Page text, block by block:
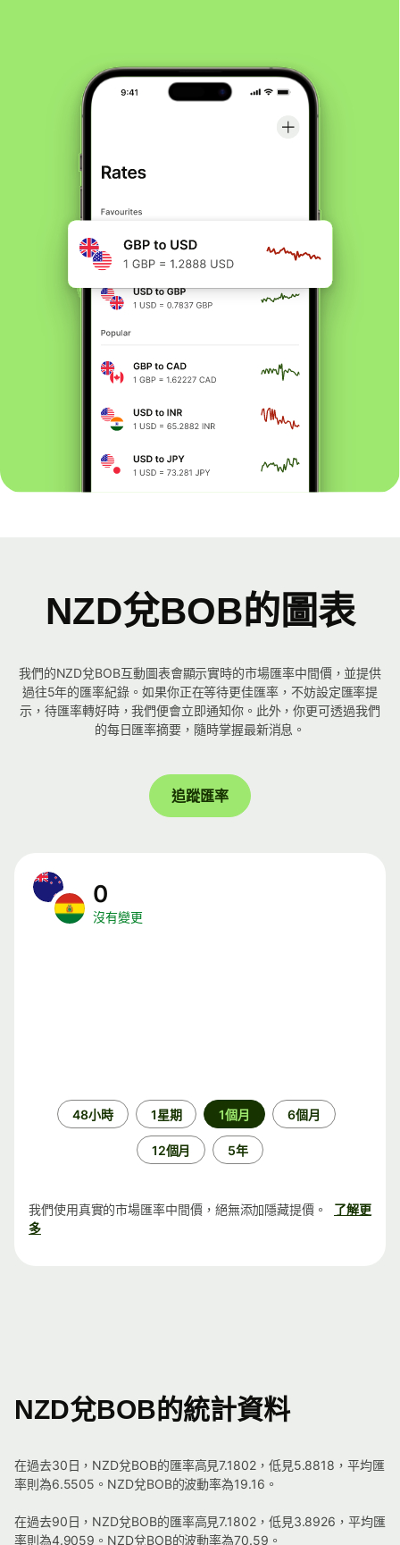
NZD兌BOB的圖表
我們的NZD兌BOB互動圖表會顯示實時的市場匯率中間價，並提供
過往5年的匯率紀錄。如果你正在等待更佳匯率，不妨設定匯率提
示，待匯率轉好時，我們便會立即通知你。此外，你更可透過我們
的每日匯率摘要，隨時掌握最新消息。
追蹤匯率
0
沒有變更
48小時 1星期 1個月 6個月
12個月 5年
我們使用真實的市場匯率中間價，絕無添加隱藏提價。
了解更
多
NZD兌BOB的統計資料
在過去30日，NZD兌BOB的匯率高見7.1802，低見5.8818，平均匯
率則為6.5505。NZD兌BOB的波動率為19.16。
在過去90日，NZD兌BOB的匯率高見7.1802，低見3.8926，平均匯
率則為4.9059。NZD兌BOB的波動率為70.59。